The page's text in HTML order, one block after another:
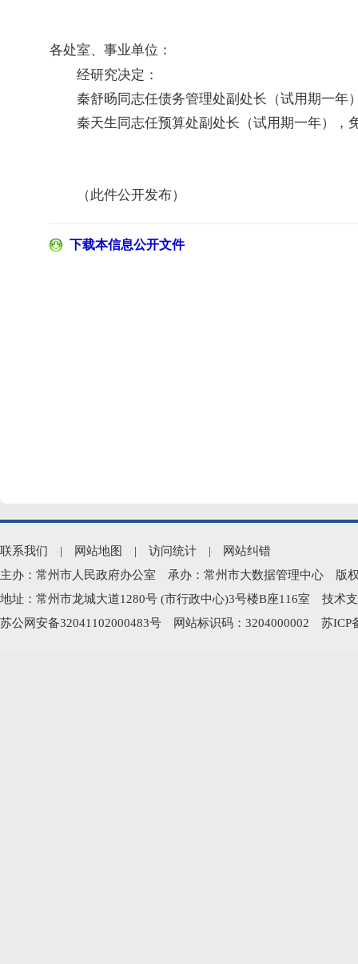
各处室、事业单位：
经研究决定：
秦舒旸同志任债务管理处副处长（试用期一年
秦天生同志任预算处副处长（试用期一年），
（此件公开发布）
下载本信息公开文件
联系我们 | 网站地图 | 访问统计 |
网站纠错
主办：常州市人民政府办公室 承办：常州市大数据管理中心 版
地址：常州市龙城大道1280号 (市行政中心)3号楼B座116室 技术
苏公网安备32041102000483号 网站标识码：3204000002 苏ICP